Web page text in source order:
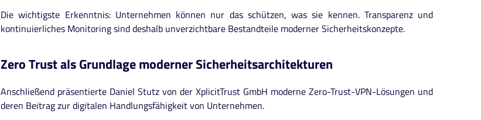
Die wichtigste Erkenntnis: Unternehmen können nur das schützen, was sie kennen. Transparenz und
kontinuierliches Monitoring sind deshalb unverzichtbare Bestandteile moderner Sicherheitskonzepte.
Zero Trust als Grundlage moderner Sicherheitsarchitekturen
Anschließend präsentierte Daniel Stutz von der XplicitTrust GmbH moderne Zero-Trust-VPN-Lösungen und
deren Beitrag zur digitalen Handlungsfähigkeit von Unternehmen.